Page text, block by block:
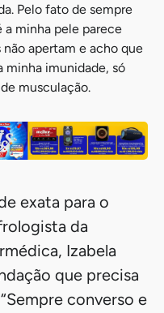
Pelo fato de sempre
minha pele parece
não apertam e acho que
minha imunidade, só
musculação.
exata para o
da
Izabela
que precisa
converso e